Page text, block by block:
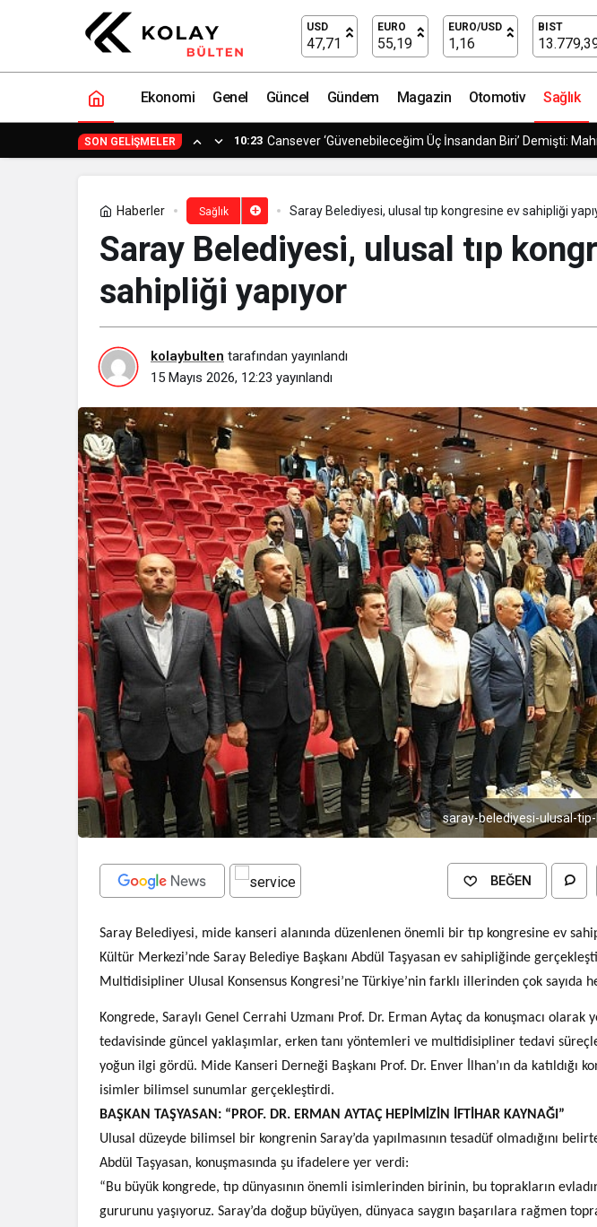
USD
47,71
EURO
55,19
EURO/USD
1,16
BIST
Ekonomi Genel Güncel Gündem Magazin Otomotiv Sağlık
SON GELIŞMELER 0:11 Avrupa ve Asya Arasında Modern Lojistik Çözümleri
Haberler Sağlık Saray Belediyesi, ulusal tıp kongresine ev sahipliği
Saray Belediyesi, ulusal tıp
sahipliği yapıyor
kolaybulten tarafından yayınlandı
15 Mayıs 2026, 12:23 yayınlandı
saray-belediyesi-ulusal-
BEĞEN
Saray Belediyesi, mide kanseri alanında düzenlenen önemli bir tıp kongresine ev
Kültür Merkezi’nde Saray Belediye Başkanı Abdül Taşyasan ev sahipliğinde
Multidisipliner Ulusal Konsensus Kongresi’ne Türkiye’nin farklı illerinden çok sayıda
Kongrede, Saraylı Genel Cerrahi Uzmanı Prof. Dr. Erman Aytaç da konuşmacı olarak
tedavisinde güncel yaklaşımlar, erken tanı yöntemleri ve multidisipliner tedavi
yoğun ilgi gördü. Mide Kanseri Derneği Başkanı Prof. Dr. Enver İlhan’ın da katıldığı
isimler bilimsel sunumlar gerçekleştirdi.
BAŞKAN TAŞYASAN: “PROF. DR. ERMAN AYTAÇ HEPİMİZİN İFTİHAR KAYNAĞI”
Ulusal düzeyde bilimsel bir kongrenin Saray’da yapılmasının tesadüf olmadığını
Abdül Taşyasan, konuşmasında şu ifadelere yer verdi:
“Bu büyük kongrede, tıp dünyasının önemli isimlerinden birinin, bu toprakların
gururunu yaşıyoruz. Saray’da doğup büyüyen, dünyaca saygın başarılara rağmen
Safra kanalındaki tekrarlayan taşlardan ameliyatsız kurtuldu